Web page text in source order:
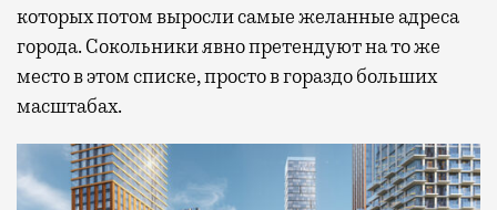
которых потом выросли самые желанные адреса
города. Сокольники явно претендуют на то же
место в этом списке, просто в гораздо больших
масштабах.